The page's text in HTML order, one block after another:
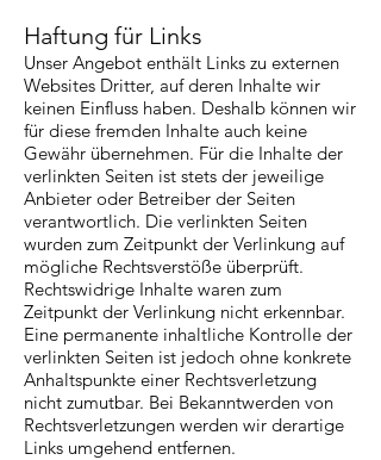
Haftung für Links
Unser Angebot enthält Links zu externen
Websites Dritter, auf deren Inhalte wir
keinen Einfluss haben. Deshalb können wir
für diese fremden Inhalte auch keine
Gewähr übernehmen. Für die Inhalte der
verlinkten Seiten ist stets der jeweilige
Anbieter oder Betreiber der Seiten
verantwortlich. Die verlinkten Seiten
wurden zum Zeitpunkt der Verlinkung auf
mögliche Rechtsverstöße überprüft.
Rechtswidrige Inhalte waren zum
Zeitpunkt der Verlinkung nicht erkennbar.
Eine permanente inhaltliche Kontrolle der
verlinkten Seiten ist jedoch ohne konkrete
Anhaltspunkte einer Rechtsverletzung
nicht zumutbar. Bei Bekanntwerden von
Rechtsverletzungen werden wir derartige
Links umgehend entfernen.